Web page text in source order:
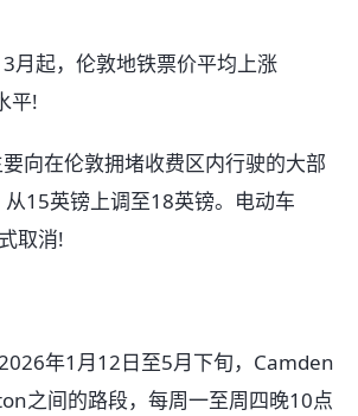
3月起，伦敦地铁票价平均上涨
平!
向在伦敦拥堵收费区内行驶的大部
15英镑上调至18英镑。电动车
取消!
年1月12日至5月下旬，Camden
之间的路段，每周一至周四晚10点